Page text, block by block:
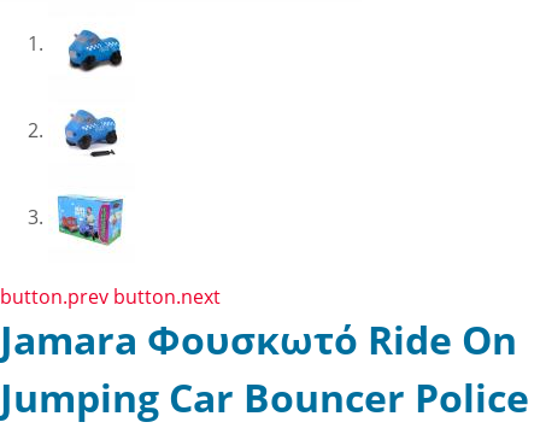
button.prev button.next
Jamara Φουσκωτό Ride On
Jumping Car Bouncer Police